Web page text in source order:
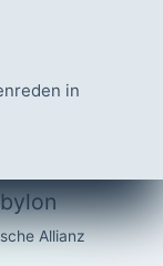
in
Allianz